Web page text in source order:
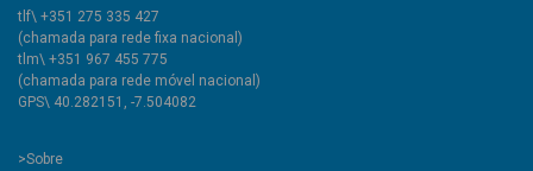
tlf\ +351 275 335 427
(chamada para rede fixa nacional)
tlm\ +351 967 455 775
(chamada para rede móvel nacional)
GPS\ 40.282151, -7.504082
>Sobre